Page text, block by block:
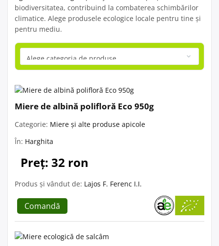
biodiversitatea, contribuind la combaterea schimbărilor
climatice. Alege produsele ecologice locale pentru tine și
pentru mediu.
Miere de albină polifloră Eco 950g
Categorie: Miere și alte produse apicole
În: Harghita
Preț: 32 ron
Produs și vândut de: Lajos F. Ferenc I.I.
Comandă